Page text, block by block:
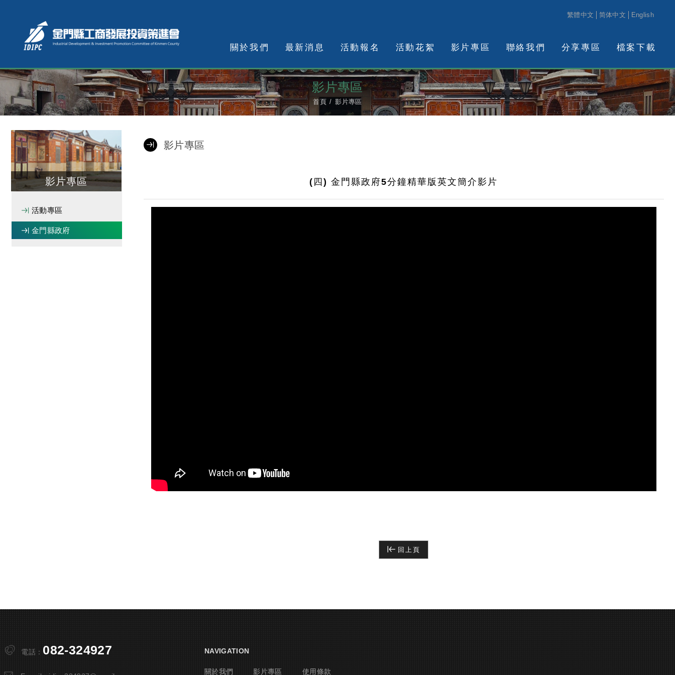
繁體中文 简体中文 English
關於我們 最新消息 活動報名 活動花絮 影片專區 聯絡我們 分享專區 檔案下載
影片專區
首頁 影片專區
影片專區
活動專區
金門縣政府
影片專區
(四) 金門縣政府5分鐘精華版英文簡介影片
回上頁
電話： 082-324927 NAVIGATION
關於我們 影片專區 使用條款